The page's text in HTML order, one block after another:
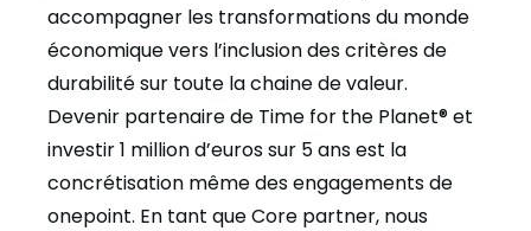
accompagner les transformations du monde
économique vers l’inclusion des critères de
durabilité sur toute la chaine de valeur.
Devenir partenaire de Time for the Planet® et
investir 1 million d’euros sur 5 ans est la
concrétisation même des engagements de
onepoint. En tant que Core partner, nous